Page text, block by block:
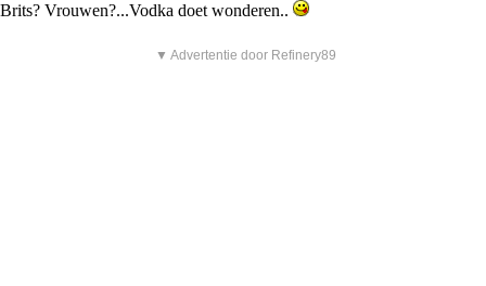
Brits? Vrouwen?...Vodka doet wonderen..
▼ Advertentie door Refinery89